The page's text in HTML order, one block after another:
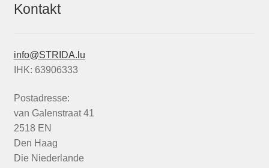
Kontakt
info@STRIDA.lu
IHK: 63906333
Postadresse:
van Galenstraat 41
2518 EN
Den Haag
Die Niederlande